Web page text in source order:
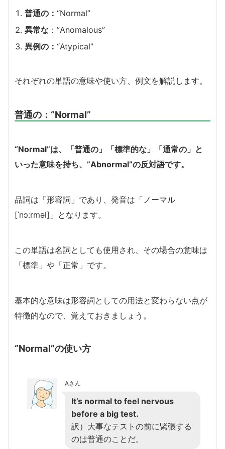
普通の： “Normal”
異常な ：”Anomalous”
異例の： “Atypical”
それぞれの単語の意味や使い方、例文を解説します。
普通の： “Normal”
“Normal”は、「普通の」「標準的な」「通常の」と
いった意味を持ち、”Abnormal”の反対語です。
品詞は「形容詞」であり、発音は「ノーマル
[ˈnɔːrməl]」となります。
この単語は名詞としても使用され、その場合の意味は
「標準」や「正常」です。
基本的な意味は形容詞としての用法と変わらない点が
特徴的なので、覚えておきましょう。
“Normal”の使い方
Aさん
It’s normal to feel nervous
before a big test.
訳）大事なテストの前に緊張する
のは普通のことだ。